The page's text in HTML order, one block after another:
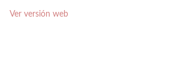
Ver versión web